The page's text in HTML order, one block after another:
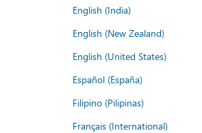
English (India)
English (New Zealand)
English (United States)
Español (España)
Filipino (Pilipinas)
Français (International)